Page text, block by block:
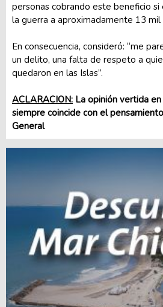
personas cobrando este beneficio si
la guerra a aproximadamente 13 mil
En consecuencia, consideró: “me
un delito, una falta de respeto a
quedaron en las Islas”.
ACLARACION: La opinión vertida
siempre coincide con el
General